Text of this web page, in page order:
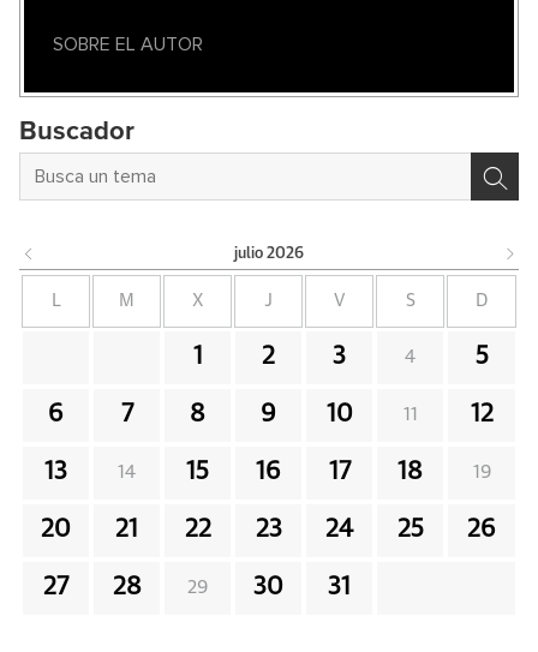
SOBRE EL AUTOR
Buscador
julio 2026
L M X J V S D
1 2 3 4 5
6 7 8 9 10 11 12
13 14 15 16 17 18 19
20 21 22 23 24 25 26
27 28 29 30 31